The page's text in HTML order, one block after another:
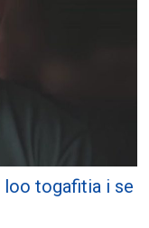
loo togafitia i se